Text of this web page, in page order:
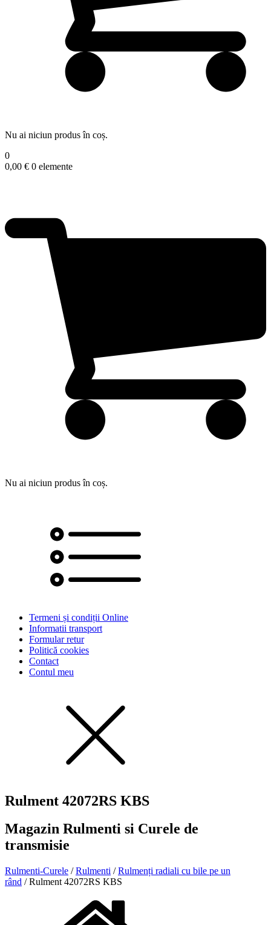
Nu ai niciun produs în coș.
0
0,00 € 0 elemente
Nu ai niciun produs în coș.
Termeni și condiții Online
Informatii transport
Formular retur
Politică cookies
Contact
Contul meu
Rulment 42072RS KBS
Magazin Rulmenti si Curele de
transmisie
Rulmenti-Curele /Rulmenti /Rulmenți radiali cu bile pe un
rând / Rulment 42072RS KBS